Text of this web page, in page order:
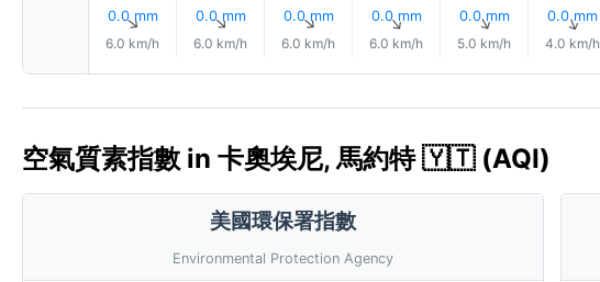
0.0 mm
↑
6.0 km/h
0.0 mm
↑
6.0 km/h
0.0 mm
↑
6.0 km/h
0.0 mm
↑
6.0 km/h
0.0 mm
↑
5.0 km/h
0.0 mm
↑
4.0 km/h
空氣質素指數 in 卡奧埃尼, 馬約特 🇾🇹 (AQI)
美國環保署指數
Environmental Protection Agency